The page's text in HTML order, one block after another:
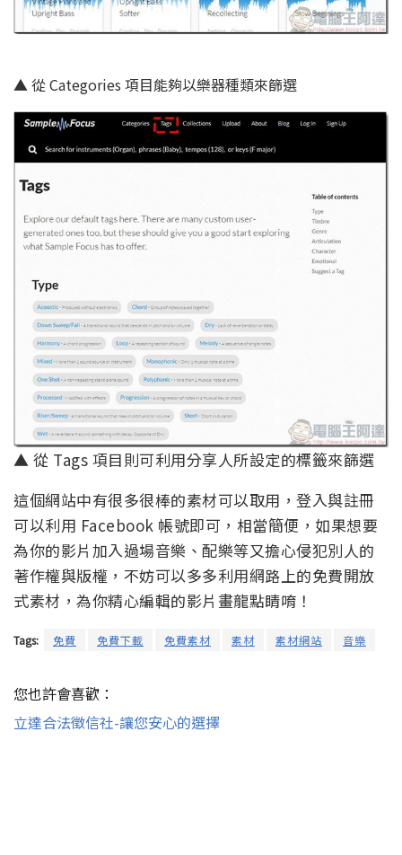
▲ 從 Categories 項目能夠以樂器種類來篩選
▲ 從 Tags 項目則可利用分享人所設定的標籤來篩選
這個網站中有很多很棒的素材可以取用，登入與註冊
可以利用 Facebook 帳號即可，相當簡便，如果想要
為你的影片加入過場音樂、配樂等又擔心侵犯別人的
著作權與版權，不妨可以多多利用網路上的免費開放
式素材，為你精心編輯的影片畫龍點睛唷！
Tags: 免費 免費下載 免費素材 素材 素材網站 音樂
您也許會喜歡：
立達合法徵信社-讓您安心的選擇